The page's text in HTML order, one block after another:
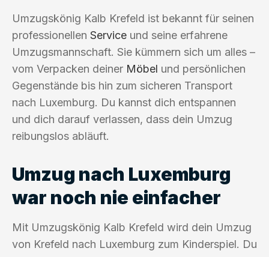
Umzugskönig Kalb Krefeld ist bekannt für seinen
professionellen Service und seine erfahrene
Umzugsmannschaft. Sie kümmern sich um alles –
vom Verpacken deiner Möbel und persönlichen
Gegenstände bis hin zum sicheren Transport
nach Luxemburg. Du kannst dich entspannen
und dich darauf verlassen, dass dein Umzug
reibungslos abläuft.
Umzug nach Luxemburg
war noch nie einfacher
Mit Umzugskönig Kalb Krefeld wird dein Umzug
von Krefeld nach Luxemburg zum Kinderspiel. Du